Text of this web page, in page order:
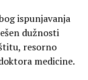
ispunjavanja
dužnosti
resorno
medicine.